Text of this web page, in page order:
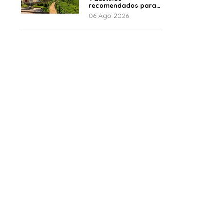
recomendados para
disfrutar el descanso
06 Ago 2026